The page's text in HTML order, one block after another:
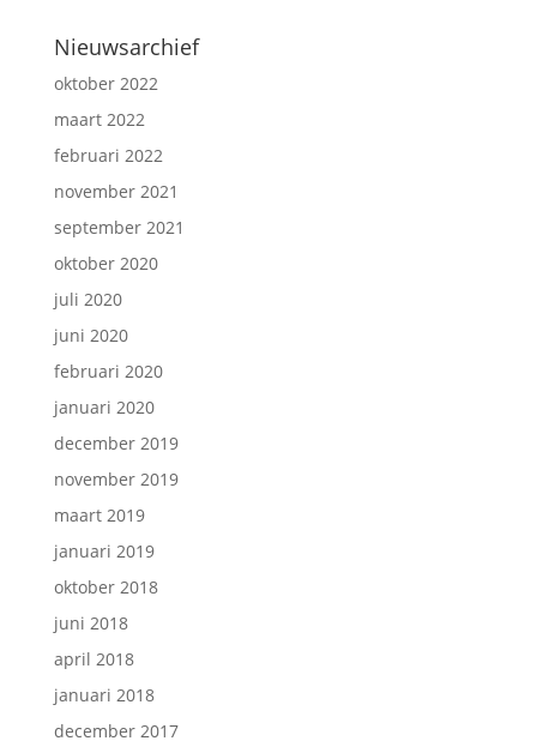
Nieuwsarchief
oktober 2022
maart 2022
februari 2022
november 2021
september 2021
oktober 2020
juli 2020
juni 2020
februari 2020
januari 2020
december 2019
november 2019
maart 2019
januari 2019
oktober 2018
juni 2018
april 2018
januari 2018
december 2017